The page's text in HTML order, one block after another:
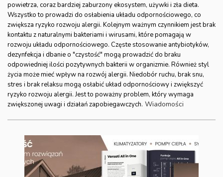
powietrza, coraz bardziej zaburzony ekosystem, używki i zła dieta.
Wszystko to prowadzi do osłabienia układu odpornościowego, co
zwiększa ryzyko rozwoju alergii. Kolejnym ważnym czynnikiem jest brak
kontaktu z naturalnymi bakteriami i wirusami, które pomagają w
rozwoju układu odpornościowego. Częste stosowanie antybiotyków,
dezynfekcja i dbanie o "czystość" mogą prowadzić do braku
odpowiedniej ilości pozytywnych bakterii w organizmie. Również styl
życia może mieć wpływ na rozwój alergii. Niedobór ruchu, brak snu,
stres i brak relaksu mogą osłabić układ odpornościowy i zwiększyć
ryzyko rozwoju alergii. Jest to poważny problem, który wymaga
zwiększonej uwagi i działań zapobiegawczych. Wiadomości